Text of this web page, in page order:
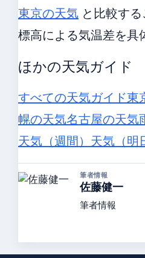
東京の天気 と比較する
標高による気温差を具
ほかの天気ガイド
すべての天気ガイド東
幌の天気名古屋の天気
天気（週間） 天気（明
筆者情報
佐藤健一
筆者情報